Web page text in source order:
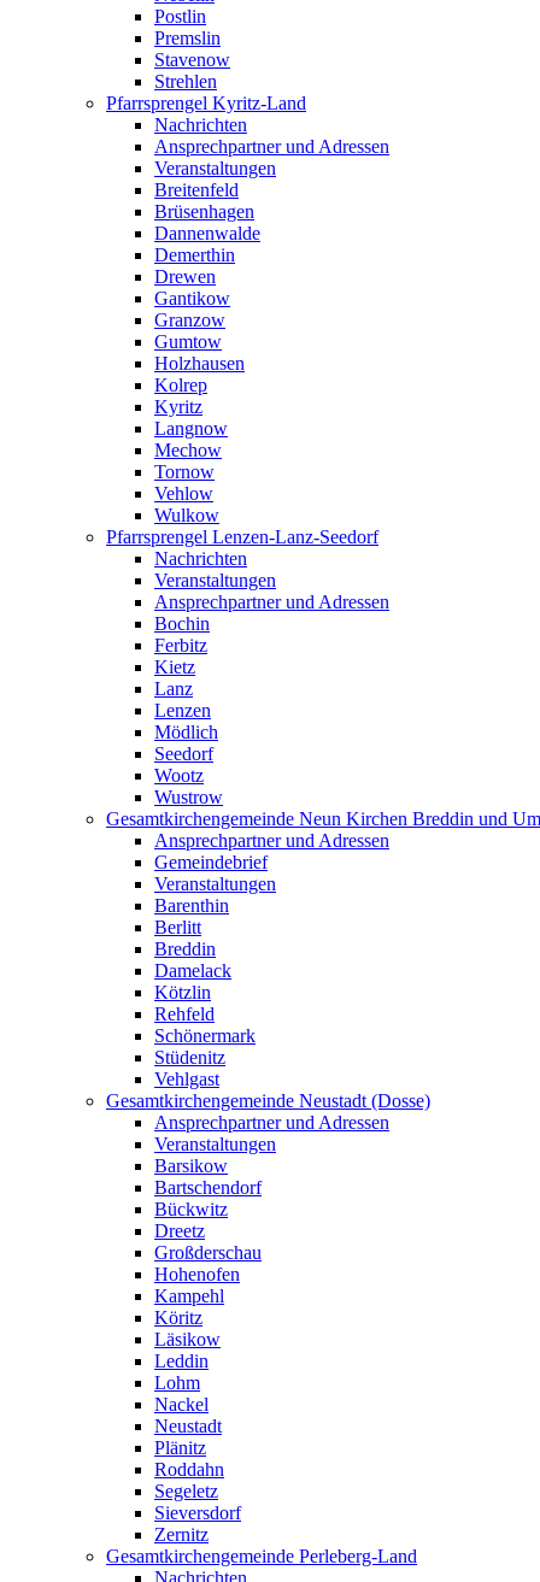
Postlin
Premslin
Stavenow
Strehlen
Pfarrsprengel Kyritz-Land
Nachrichten
Ansprechpartner und Adressen
Veranstaltungen
Breitenfeld
Brüsenhagen
Dannenwalde
Demerthin
Drewen
Gantikow
Granzow
Gumtow
Holzhausen
Kolrep
Kyritz
Langnow
Mechow
Tornow
Vehlow
Wulkow
Pfarrsprengel Lenzen-Lanz-Seedorf
Nachrichten
Veranstaltungen
Ansprechpartner und Adressen
Bochin
Ferbitz
Kietz
Lanz
Lenzen
Mödlich
Seedorf
Wootz
Wustrow
Gesamtkirchengemeinde Neun Kirchen Breddin und
Ansprechpartner und Adressen
Gemeindebrief
Veranstaltungen
Barenthin
Berlitt
Breddin
Damelack
Kötzlin
Rehfeld
Schönermark
Stüdenitz
Vehlgast
Gesamtkirchengemeinde Neustadt (Dosse)
Ansprechpartner und Adressen
Veranstaltungen
Barsikow
Bartschendorf
Bückwitz
Dreetz
Großderschau
Hohenofen
Kampehl
Köritz
Läsikow
Leddin
Lohm
Nackel
Neustadt
Plänitz
Roddahn
Segeletz
Sieversdorf
Zernitz
Gesamtkirchengemeinde Perleberg-Land